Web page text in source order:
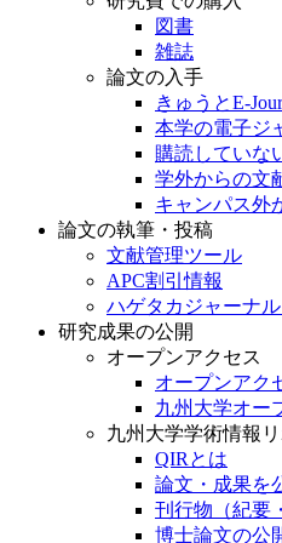
図書
雑誌
論文の入手
きゅうとE-
本学の電子ジ
購読していな
学外からの文
キャンパス外
論文の執筆・投稿
文献管理ツール
APC割引情報
ハゲタカジャーナル
研究成果の公開
オープンアクセス
オープンアク
九州大学オー
九州大学学術情報
QIRとは
論文・成果を
刊行物（紀要
博士論文の公